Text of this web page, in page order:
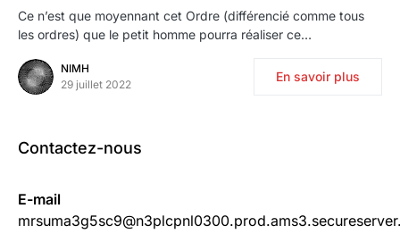
Ce n’est que moyennant cet Ordre (différencié comme tous
les ordres) que le petit homme pourra réaliser ce…
NIMH
29 juillet 2022
En savoir plus
Contactez-nous
E-mail